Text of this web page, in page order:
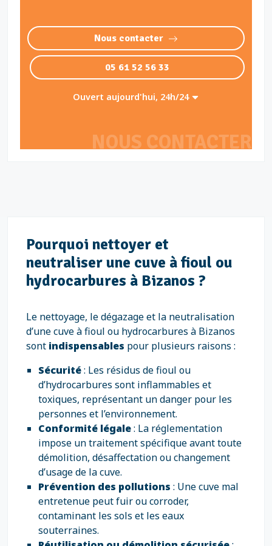
NOUS CONTACTER
Nous contacter
05 61 52 56 33
Ouvert aujourd'hui, 24h/24
Pourquoi nettoyer et
neutraliser une cuve à fioul ou
hydrocarbures à Bizanos ?
Le nettoyage, le dégazage et la neutralisation
d’une cuve à fioul ou hydrocarbures à Bizanos
sont indispensables pour plusieurs raisons :
Sécurité: Les résidus de fioul ou
d’hydrocarbures sont inflammables et
toxiques, représentant un danger pour les
personnes et l’environnement.
Conformité légale: La réglementation
impose un traitement spécifique avant toute
démolition, désaffectation ou changement
d’usage de la cuve.
Prévention des pollutions : Une cuve mal
entretenue peut fuir ou corroder,
contaminant les sols et les eaux
souterraines.